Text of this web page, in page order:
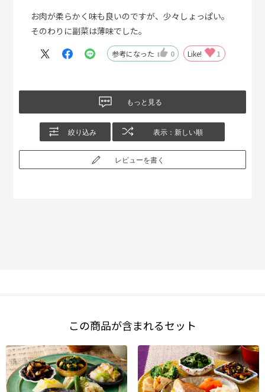
お肉が柔らかく味も良いのですが、少々しょっぱい。
そのわりに副菜は薄味でした。
参考になった 0 Like! 1
もっと見る
絞り込み 表示：新しい順
レビューを書く
この商品が含まれるセット